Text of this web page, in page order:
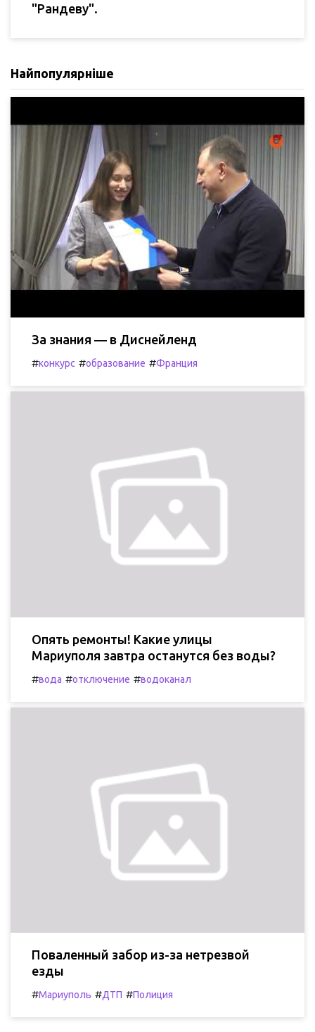
"Рандеву".
Найпопулярніше
За знания — в Диснейленд
#конкурс #образование #Франция
Опять ремонты! Какие улицы
Мариуполя завтра останутся без воды?
#вода #отключение #водоканал
Поваленный забор из-за нетрезвой
езды
#Мариуполь #ДТП #Полиция